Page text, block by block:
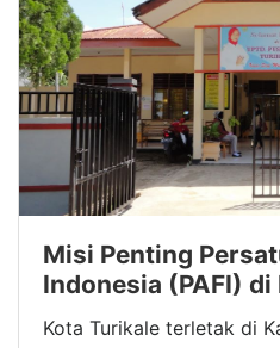
Misi Penting
Indonesia (PAFI)
Kota Turikale terletak di